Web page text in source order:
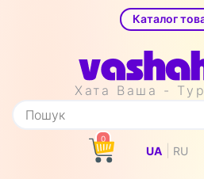
Каталог
Хата Ваша -
0
UA RU